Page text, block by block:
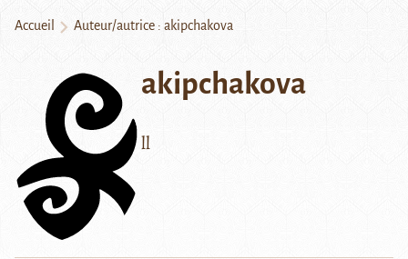
Accueil Auteur/autrice : akipchakova
akipchakova
ll